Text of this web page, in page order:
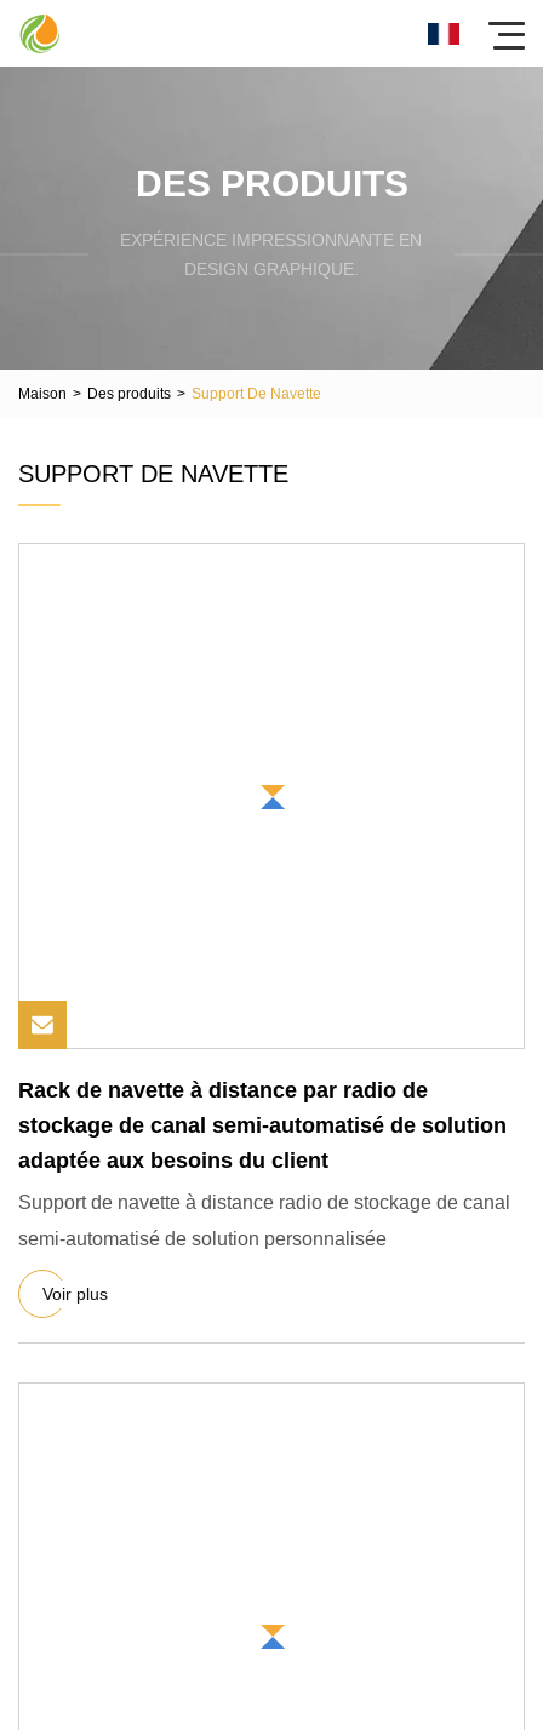
DES PRODUITS
EXPÉRIENCE IMPRESSIONNANTE EN
DESIGN GRAPHIQUE.
Maison > Des produits > Support De Navette
SUPPORT DE NAVETTE
Rack de navette à distance par radio de
stockage de canal semi-automatisé de solution
adaptée aux besoins du client
Support de navette à distance radio de stockage de canal
semi-automatisé de solution personnalisée
Voir plus